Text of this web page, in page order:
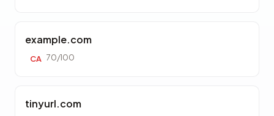
example.com
CA 70/100
tinyurl.com